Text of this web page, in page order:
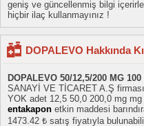
geniş ve güncellenmiş bilgi
hiçbir ilaç kullanmayınız !
DOPALEVO Hakkında
DOPALEVO 50/12,5/200 MG
SANAYİ VE TİCARET A.Ş
YOK adet 12,5 50,0 200,0 mg mg
entakapon etkin maddesi
1473.42 ₺ satış fiyatıyla